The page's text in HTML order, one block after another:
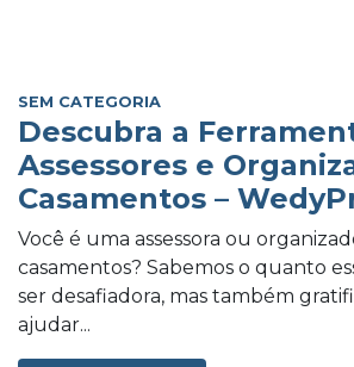
SEM CATEGORIA
Descubra a
Assessores e
Casamentos –
Você é uma assessora ou
casamentos? Sabemos o quanto
ser desafiadora, mas também
ajudar...